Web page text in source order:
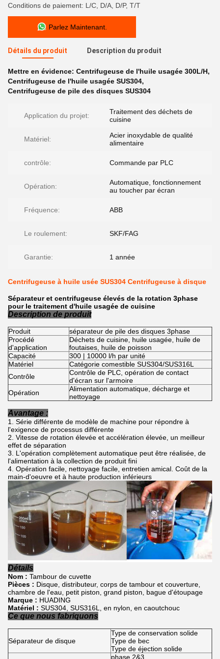
Conditions de paiement: L/C, D/A, D/P, T/T
Parlez Maintenant.
Détails du produit Description du produit
Mettre en évidence: Centrifugeuse de l'huile usagée 300L/H,
Centrifugeuse de l'huile usagée SUS304,
Centrifugeuse de pile des disques SUS304
Application du projet:
Traitement des déchets de
cuisine
Matériel:
Acier inoxydable de qualité
alimentaire
contrôle: Commande par PLC
Opération:
Automatique, fonctionnement
au toucher par écran
Fréquence: ABB
Le roulement: SKF/FAG
Garantie: 1 année
Centrifugeuse à huile usée SUS304 Centrifugeuse à disque
Séparateur et centrifugeuse élevés de la rotation 3phase
pour le traitement d'huile usagée de cuisine
Description de produit
Produit
séparateur de pile des disques 3phase
Procédé
d'application
Déchets de cuisine, huile usagée, huile de
foutaises, huile de poisson
Capacité
300 | 10000 l/h par unité
Matériel
Catégorie comestible SUS304/SUS316L
Contrôle
Contrôle de PLC, opération de contact
d'écran sur l'armoire
Opération
Alimentation automatique, décharge et
nettoyage
Avantage :
Série différente de modèle de machine pour répondre à
l'exigence de processus différente
Vitesse de rotation élevée et accélération élevée, un meilleur
effet de séparation
L'opération complètement automatique peut être réalisée, de
l'alimentation à la collection de produit fini
Opération facile, nettoyage facile, entretien amical. Coût de la
main-d'oeuvre et à haute production inférieurs
Détails
Nom : Tambour de cuvette
Pièces : Disque, distributeur, corps de tambour et couverture,
chambre de l'eau, petit piston, grand piston, bague d'étoupage
Marque : HUADING
Matériel : SUS304, SUS316L, en nylon, en caoutchouc
Ce que nous fabriquons
Séparateur de disque
Type de conservation solide
Type de bec
Type de éjection solide
phase 2&3